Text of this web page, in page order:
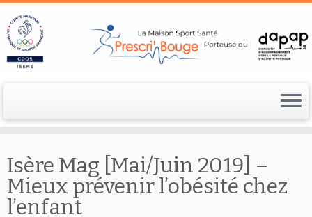
au
contenu
Isère Mag [Mai/Juin 2019] –
Mieux prévenir l’obésité chez
l’enfant